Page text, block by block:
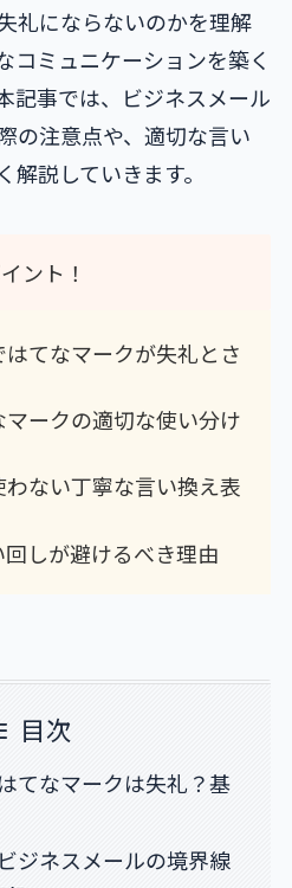
礼にならないのかを理解
コミュニケーションを築く
記事では、ビジネスメール
の注意点や、適切な言い
説していきます。
ント！
てなマークが失礼とさ
ークの適切な使い分け
ない丁寧な言い換え表
しが避けるべき理由
目次
てなマークは失礼？基
ジネスメールの境界線